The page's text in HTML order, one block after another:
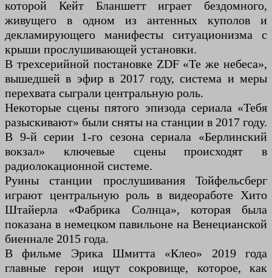
которой Кейт Бланшетт играет бездомного,
живущего в одном из антенных куполов и
декламирующего манифесты ситуационизма с
крыши прослушивающей установки.
В трехсерийной постановке ZDF «Те же небеса»,
вышедшей в эфир в 2017 году, система и меры
перехвата сыграли центральную роль.
Некоторые сцены пятого эпизода сериала «Тебя
разыскивают» были сняты на станции в 2017 году.
В 9-й серии 1-го сезона сериала «Берлинский
вокзал» ключевые сцены происходят в
радиолокационной системе.
Руины станции прослушивания Тойфельсберг
играют центральную роль в видеоработе Хито
Штайерла «Фабрика Солнца», которая была
показана в немецком павильоне на Венецианской
биеннале 2015 года.
В фильме Эрика Шмитта «Клео» 2019 года
главные герои ищут сокровище, которое, как